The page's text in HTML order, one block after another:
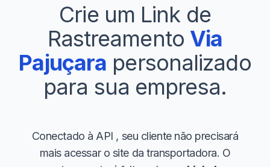
Crie um Link de
Rastreamento Via
Pajuçara personalizado
para sua empresa.
Conectado à API , seu cliente não precisará
mais acessar o site da transportadora. O